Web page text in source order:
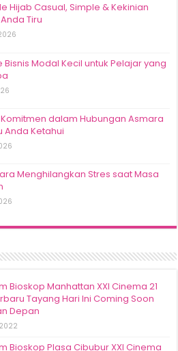
Hijab Casual, Simple & Kekinian
Tiru
Bisnis Modal Kecil untuk Pelajar yang
Komitmen dalam Hubungan Asmara
Anda Ketahui
Menghilangkan Stres saat Masa
Bioskop Manhattan XXI Cinema 21
Tayang Hari Ini Coming Soon
Depan
Bioskop Plasa Cibubur XXI Cinema